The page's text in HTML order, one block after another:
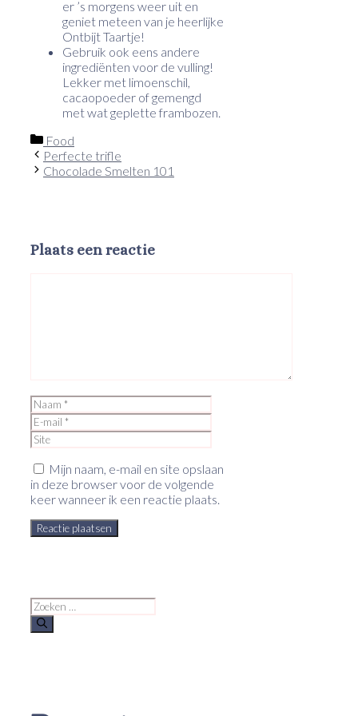
er ’s morgens weer uit en
geniet meteen van je heerlijke
Ontbijt Taartje!
Gebruik ook eens andere
ingrediënten voor de vulling!
Lekker met limoenschil,
cacaopoeder of gemengd
met wat geplette frambozen.
Categorieën
Food
Perfecte trifle
Chocolade Smelten 101
Plaats een reactie
Naam
mail
Mijn naam, e-mail en site opslaan
in deze browser voor de volgende
keer wanneer ik een reactie plaats.
Zoek
naar: